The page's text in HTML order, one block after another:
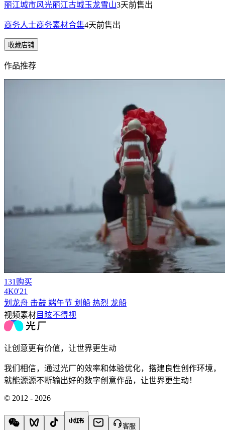
丽江城市风光丽江古城玉龙雪山3天前售出
商务人士商务素材合集4天前售出
收藏店铺
作品推荐
131购买
4K0'21
划龙舟 击鼓 端午节 划船 热烈 龙船
视频素材目眩不得视
让创意更有价值，让世界更生动
我们相信，通过光厂的效率和体验优化，搭建良性创作环境，
就能源源不断输出好的数字创意作品，让世界更生动！
© 2012 - 2026
客服